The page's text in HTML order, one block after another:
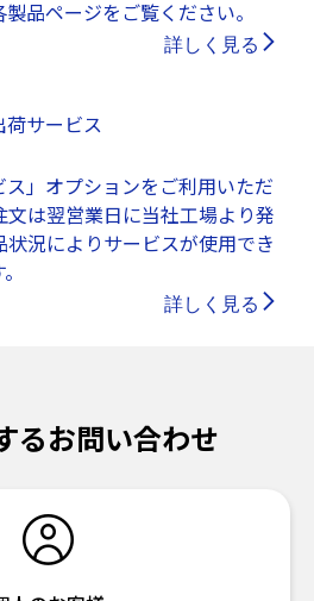
品ページをご覧ください。
詳しく見る
荷サービス
ス」オプションをご利用いただ
文は翌営業日に当社工場より発
況によりサービスが使用でき
詳しく見る
るお問い合わせ